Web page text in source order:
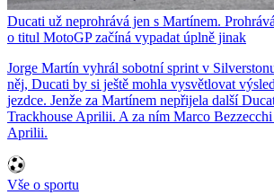
Ducati už neprohrává jen s Martínem.
o titul MotoGP začíná vypadat úplně jinak
Jorge Martín vyhrál sobotní sprint v
něj, Ducati by si ještě mohla vysvětlovat
jezdce. Jenže za Martínem nepřijela další
Trackhouse Aprilii. A za ním Marco
Aprilii.
Vše o sportu